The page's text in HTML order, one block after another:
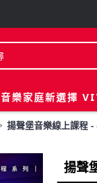
音樂家庭新選擇
揚聲堡音樂線上課程
揚聲